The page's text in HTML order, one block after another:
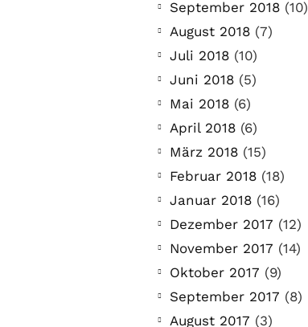
September 2018 (10)
August 2018 (7)
Juli 2018 (10)
Juni 2018 (5)
Mai 2018 (6)
April 2018 (6)
März 2018 (15)
Februar 2018 (18)
Januar 2018 (16)
Dezember 2017 (12)
November 2017 (14)
Oktober 2017 (9)
September 2017 (8)
August 2017 (3)